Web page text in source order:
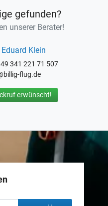
gefunden?
unserer Berater!
Eduard Klein
341 221 71 507
flug.de
erwünscht!